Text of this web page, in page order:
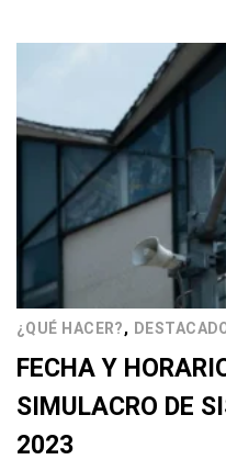
¿QUÉ HACER?,
FECHA Y
SIMULACRO DE
2023